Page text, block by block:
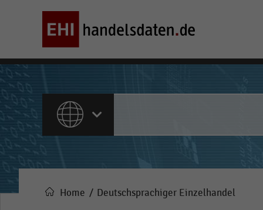
ALLE INHALTE
Pfadnavigation
Home Deutschsprachiger Einzelhandel